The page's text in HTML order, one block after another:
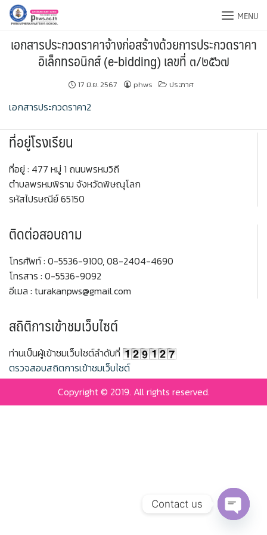
Skip
MENU
เอกสารประกวดราคาจ้างก่อสร้างด้วยการประกวดราคา
อิเล็กทรอนิกส์ (e-bidding) เลขที่ ๓/๒๕๖๗
17 มิ.ย. 2567 phws ประกาศ
เอกสารประกวดราคา2
ที่อยู่โรงเรียน
ที่อยู่ : 477 หมู่ 1 ถนนพรหมวิถี
ตำบลพรหมพิราม จังหวัดพิษณุโลก
รหัสไปรษณีย์ 65150
ติดต่อสอบถาม
โทรศัพท์ : 0-5536-9100, 08-2404-4690
โทรสาร : 0-5536-9092
อีเมล : turakanpws@gmail.com
สถิติการเข้าชมเว็บไซต์
ท่านเป็นผู้เข้าชมเว็บไซต์ลำดับที่
ตรวจสอบสถิตการเข้าชมเว็บไซต์
Copyright © 2019. All rights reserved.
Contact us